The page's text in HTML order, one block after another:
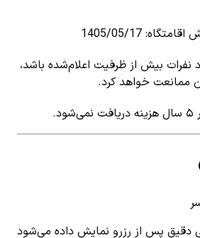
اقامتگاه:
1405/05/17
نفرات بیش از ظرفیت اعلام‌شده باشد،
ممانعت خواهد کرد.